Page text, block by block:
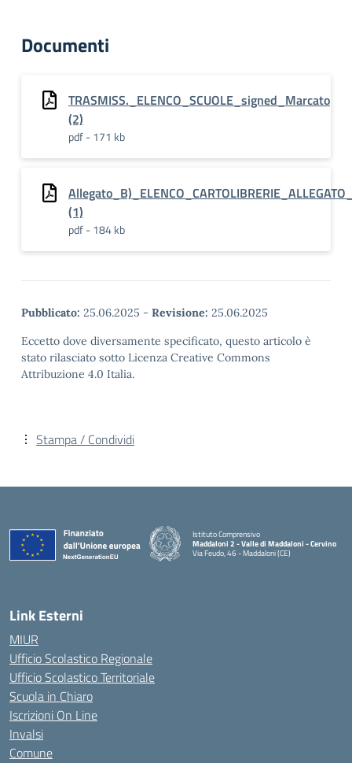
Documenti
TRASMISS._ELENCO_SCUOLE_signed_Marcato
(2)
pdf - 171 kb
(1)
pdf - 184 kb
Pubblicato: 25.06.2025 - Revisione: 25.06.2025
Eccetto dove diversamente specificato, questo articolo è
stato rilasciato sotto Licenza Creative Commons
Attribuzione 4.0 Italia.
Stampa / Condividi
Istituto Comprensivo
Maddaloni 2 - Valle di Maddaloni - Cervino
Via Feudo, 46 - Maddaloni (CE)
Link Esterni
MIUR
Ufficio Scolastico Regionale
Ufficio Scolastico Territoriale
Scuola in Chiaro
Iscrizioni On Line
Invalsi
Comune